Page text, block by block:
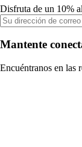
Disfruta de un 10%
Mantente
Encuéntranos en las